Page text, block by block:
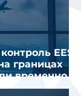
EES
границах
временно